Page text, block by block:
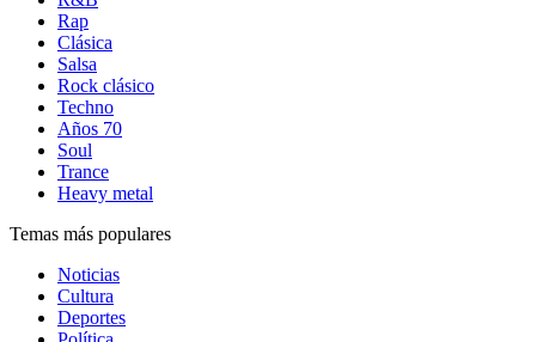
Rap
Clásica
Salsa
Rock clásico
Techno
Años 70
Soul
Trance
Heavy metal
Temas más populares
Noticias
Cultura
Deportes